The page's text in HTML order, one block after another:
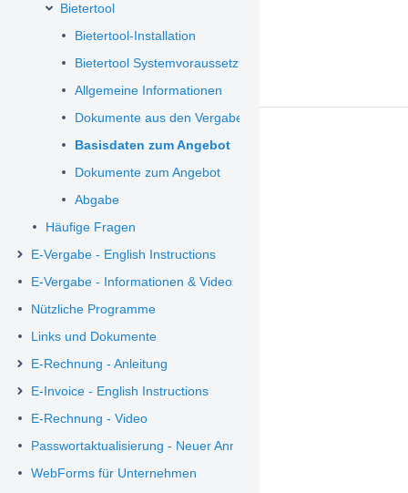
Bietertool
Bietertool-Installation
Bietertool Systemvoraussetzungen
Allgemeine Informationen
Dokumente aus den Vergabeunterlagen
Basisdaten zum Angebot
Dokumente zum Angebot
Abgabe
Häufige Fragen
E-Vergabe - English Instructions
E-Vergabe - Informationen & Videos
Nützliche Programme
Links und Dokumente
E-Rechnung - Anleitung
E-Invoice - English Instructions
E-Rechnung - Video
Passwortaktualisierung - Neuer Anmeldeprozess
WebForms für Unternehmen